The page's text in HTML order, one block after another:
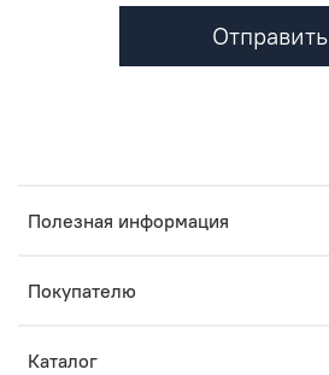
Отправить
Полезная информация
Покупателю
Каталог